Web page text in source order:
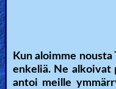
Follow
us
Social
Media
Kun aloimme
enkeliä. Ne alkoivat
antoi meille